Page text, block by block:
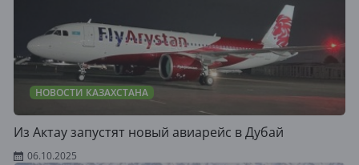
НОВОСТИ КАЗАХСТАНА
Из Актау запустят новый авиарейс в Дубай
06.10.2025